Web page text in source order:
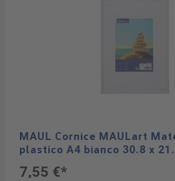
MAUL Cornice MAULart
plastico A4 bianco 30.8 x
7,55 €*